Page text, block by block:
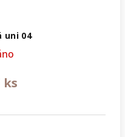
uni 04
ks